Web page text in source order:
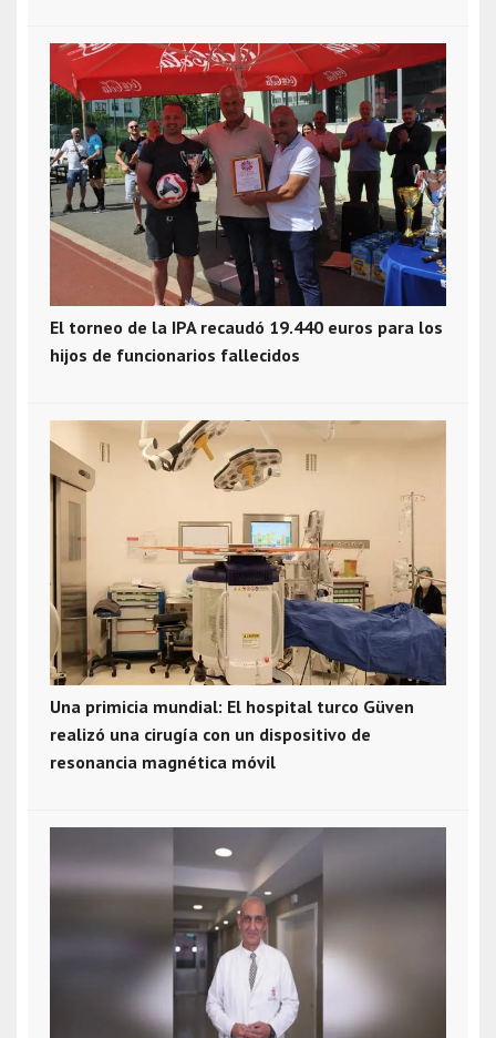
El torneo de la IPA recaudó 19.440 euros para los
hijos de funcionarios fallecidos
Una primicia mundial: El hospital turco Güven
realizó una cirugía con un dispositivo de
resonancia magnética móvil